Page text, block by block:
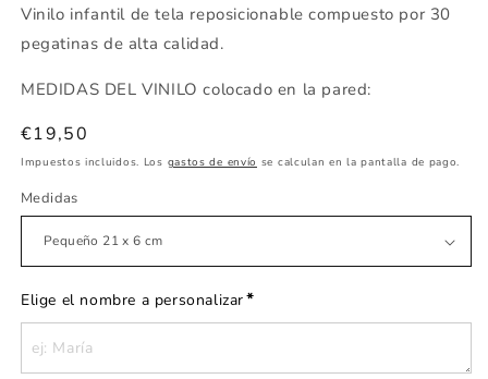
Vinilo infantil de tela reposicionable compuesto por 30
pegatinas de alta calidad.
MEDIDAS DEL VINILO colocado en la pared:
Precio
habitual
€19,50
Impuestos incluidos. Los gastos de envío se calculan en la pantalla de pago.
Medidas
Elige el nombre a personalizar*